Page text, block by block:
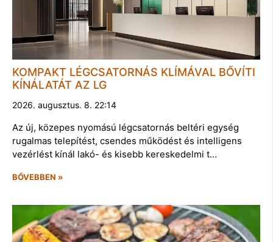
KOMPAKT LÉGCSATORNÁS KLÍMÁVAL BŐVÍTI
KÍNÁLATÁT AZ LG
2026. augusztus. 8. 22:14
Az új, közepes nyomású légcsatornás beltéri egység
rugalmas telepítést, csendes működést és intelligens
vezérlést kínál lakó- és kisebb kereskedelmi t…
BŐVEBBEN »